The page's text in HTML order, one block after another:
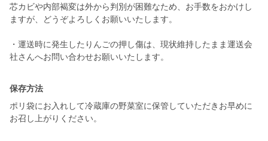
芯カビや内部褐変は外から判別が困難なため、お手数をおかけし
ますが、どうぞよろしくお願いいたします。
・運送時に発生したりんごの押し傷は、現状維持したまま運送会
保存方法
ポリ袋にお入れして冷蔵庫の野菜室に保管していただきお早めに
お召し上がりください。